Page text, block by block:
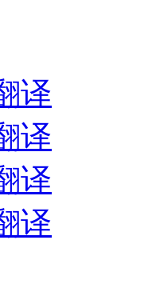
译
译
译
译